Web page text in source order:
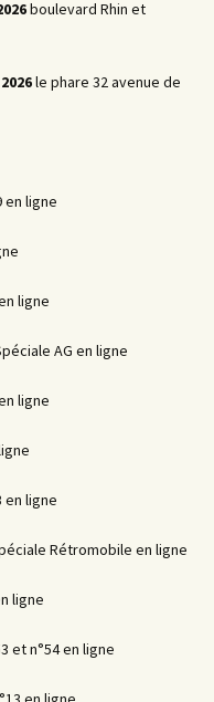
boulevard Rhin et
le phare 32 avenue de
en ligne
ligne
AG en ligne
ligne
en ligne
Rétromobile en ligne
ligne
et n°54 en ligne